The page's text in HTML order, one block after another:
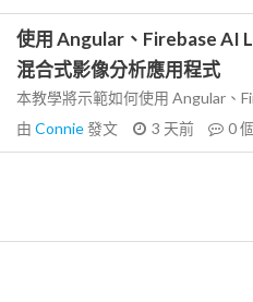
使用 Angular、Firebase AI
混合式影像分析應用程式
本教學將示範如何使用 Angular、
由 Connie發文 3 天前 0